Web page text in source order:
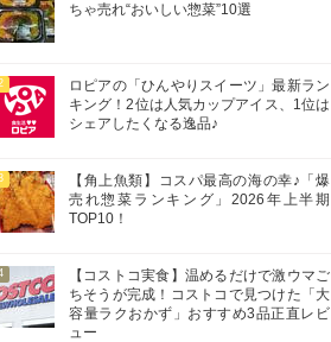
ちゃ売れ“おいしい惣菜”10選
ロピアの「ひんやりスイーツ」最新ラン
キング！2位は人気カップアイス、1位は
シェアしたくなる逸品♪
【角上魚類】コスパ最高の海の幸♪「爆
売れ惣菜ランキング」2026年上半期
TOP10！
【コストコ実食】温めるだけで激ウマご
ちそうが完成！コストコで見つけた「大
容量ラクおかず」おすすめ3品正直レビ
ュー